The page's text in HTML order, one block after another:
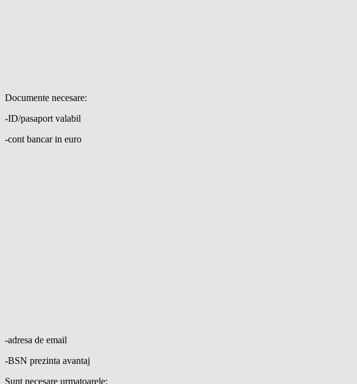
Documente necesare:
-ID/pasaport valabil
-cont bancar in euro
-adresa de email
-BSN prezinta avantaj
Sunt necesare urmatoarele: